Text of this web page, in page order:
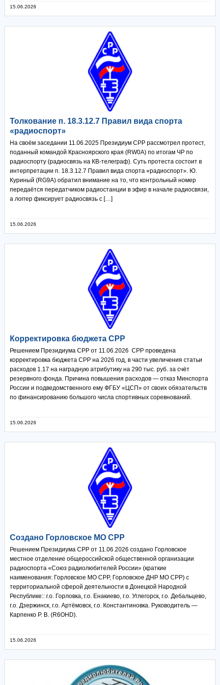
15.06.2026
Толкование п. 18.3.12.7 Правил вида спорта
«радиоспорт»
На своём заседании 11.06.2025 Президиум СРР рассмотрел протест,
поданный командой Красноярского края (RW0A) по итогам ЧР по
радиоспорту (радиосвязь на КВ-телеграф). Суть протеста состоит в
интерпретации п. 18.3.12.7 Правил вида спорта «радиоспорт». Ю.
Куриный (RG9A) обратил внимание на то, что контрольный номер
передаётся передатчиком радиостанции в эфир в начале радиосвязи,
а логгер фиксирует радиосвязь с […]
15.06.2026
Корректировка бюджета СРР
Решением Президиума СРР от 11.06.2026 СРР проведена
корректировка бюджета СРР на 2026 год, в части увеличения статьи
расходов 1.17 на наградную атрибутику на 290 тыс. руб. за счёт
резервного фонда. Причина повышения расходов — отказ Минспорта
России и подведомственного ему ФГБУ «ЦСП» от своих обязательств
по финансированию большого числа спортивных соревнований.
15.06.2026
Создано Горловское МО СРР
Решением Президиума СРР от 11.06.2026 создано Горловское
местное отделение общероссийской общественной организации
радиоспорта «Союз радиолюбителей России» (краткие
наименования: Горловское МО СРР, Горловское ДНР МО СРР) с
территориальной сферой деятельности в Донецкой Народной
Республике:: г.о. Горловка, г.о. Енакиево, г.о. Углегорск, г.о. Дебальцево,
г.о. Дзержинск, г.о. Артёмовск, г.о. Константиновка. Руководитель —
Карпенко Р. В. (R6OHD).
15.06.2026